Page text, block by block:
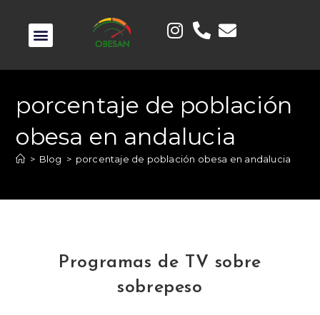
porcentaje de población
obesa en andalucia
> Blog > porcentaje de población obesa en andalucia
Programas de TV sobre
sobrepeso